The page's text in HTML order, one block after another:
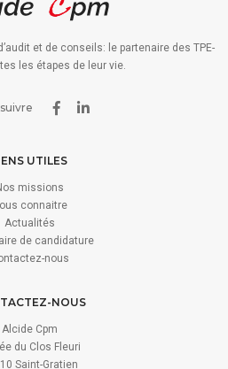
et de conseils: le partenaire des TPE-
les étapes de leur vie.
UTILES
missions
connaitre
Actualités
de candidature
nous
NOUS
Alcide Cpm
du Clos Fleuri
Saint-Gratien